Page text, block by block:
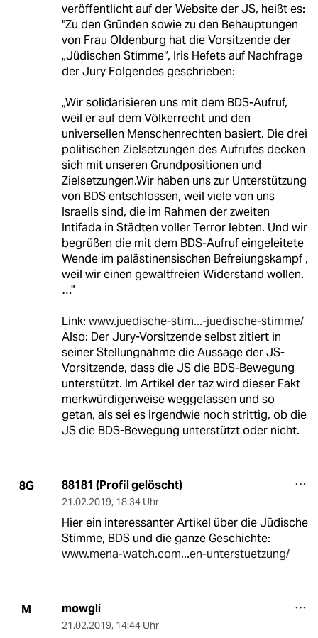
veröffentlicht auf der Website der JS, heißt es:
"Zu den Gründen sowie zu den Behauptungen
von Frau Oldenburg hat die Vorsitzende der
„Jüdischen Stimme“, Iris Hefets auf Nachfrage
der Jury Folgendes geschrieben:
„Wir solidarisieren uns mit dem BDS-Aufruf,
weil er auf dem Völkerrecht und den
universellen Menschenrechten basiert. Die drei
politischen Zielsetzungen des Aufrufes decken
sich mit unseren Grundpositionen und
Zielsetzungen.Wir haben uns zur Unterstützung
von BDS entschlossen, weil viele von uns
Israelis sind, die im Rahmen der zweiten
Intifada in Städten voller Terror lebten. Und wir
begrüßen die mit dem BDS-Aufruf eingeleitete
Wende im palästinensischen Befreiungskampf ,
weil wir einen gewaltfreien Widerstand wollen.
…"
Link: www.juedische-stim...-juedische-stimme/
Also: Der Jury-Vorsitzende selbst zitiert in
seiner Stellungnahme die Aussage der JS-
Vorsitzende, dass die JS die BDS-Bewegung
unterstützt. Im Artikel der taz wird dieser Fakt
merkwürdigerweise weggelassen und so
getan, als sei es irgendwie noch strittig, ob die
JS die BDS-Bewegung unterstützt oder nicht.
8G 88181 (Profil gelöscht)
21.02.2019, 18:34 Uhr
Hier ein interessanter Artikel über die Jüdische
Stimme, BDS und die ganze Geschichte:
www.mena-watch.com...en-unterstuetzung/
M mowgli
21.02.2019, 14:44 Uhr